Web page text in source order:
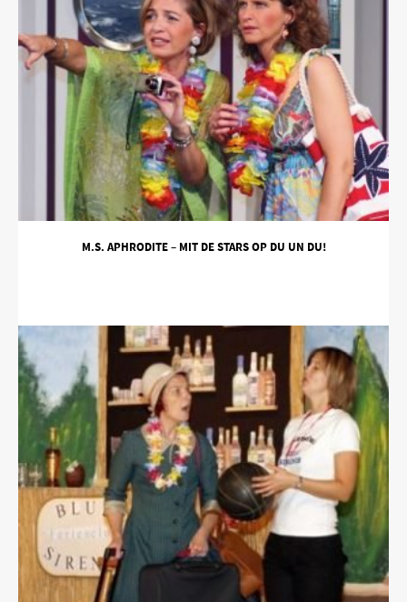
M.S. APHRODITE – MIT DE STARS OP DU UN DU!